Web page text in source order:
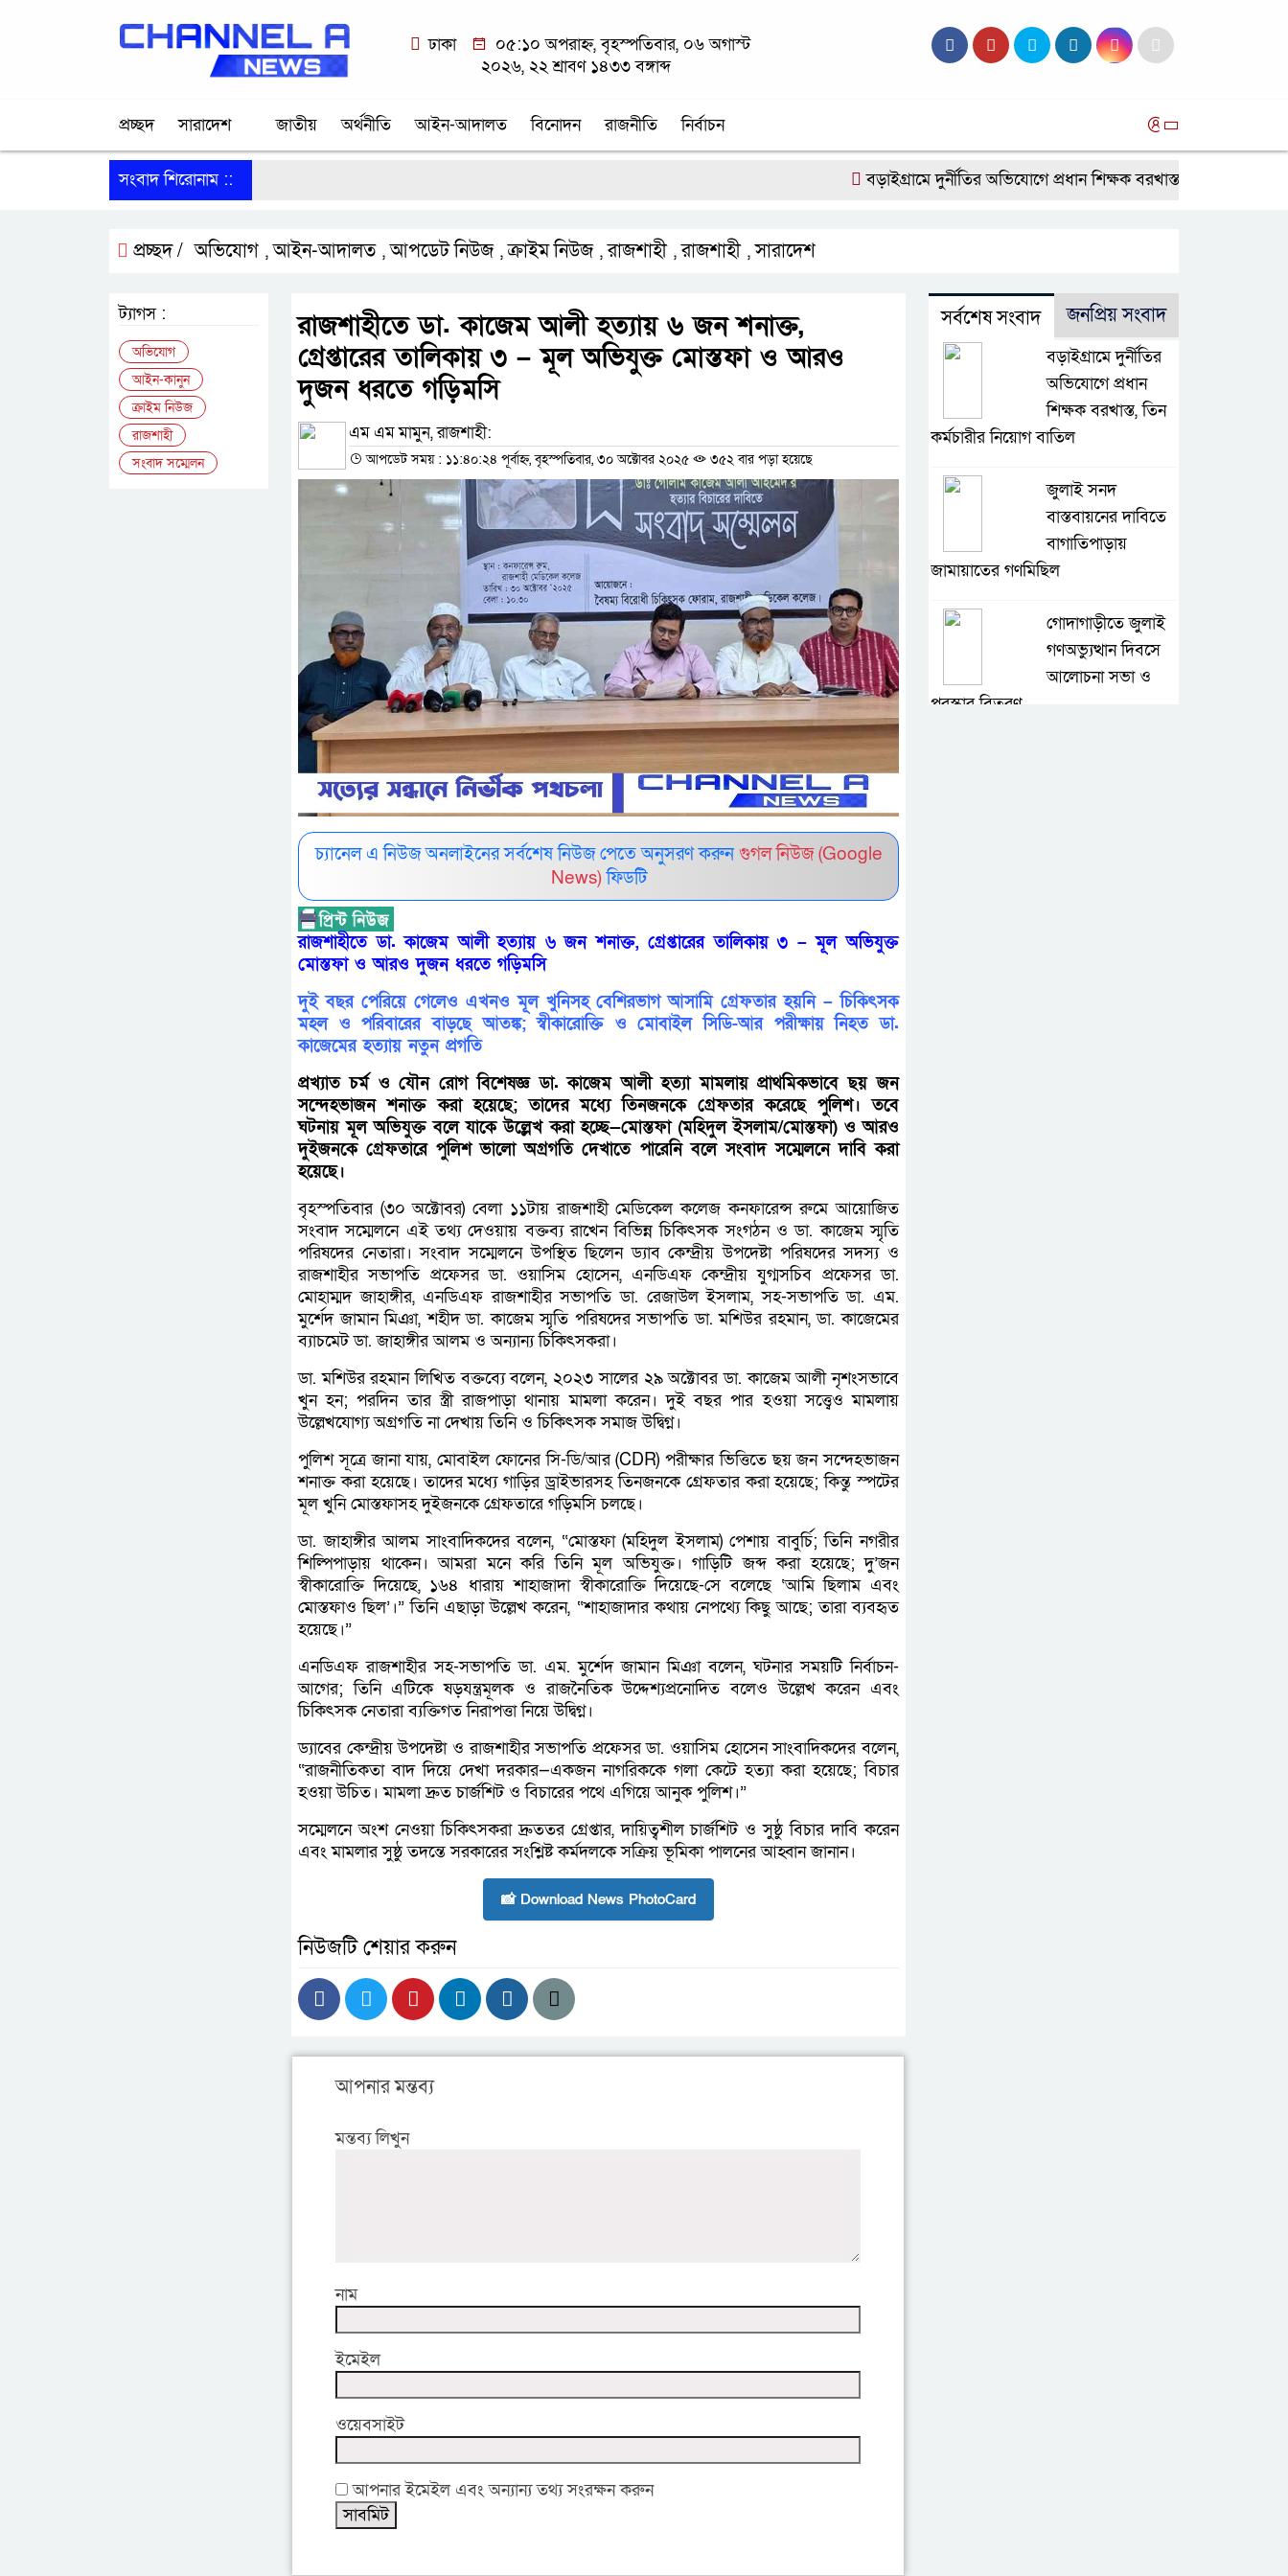
ঢাকা
০৫:১০ অপরাহ্ন, বৃহস্পতিবার, ০৬ অগাস্ট
২০২৬, ২২ শ্রাবণ ১৪৩৩ বঙ্গাব্দ
প্রচ্ছদ সারাদেশ জাতীয় অর্থনীতি আইন-আদালত বিনোদন রাজনীতি নির্বাচন
সংবাদ শিরোনাম :: বড়াইগ্রামে দুর্নীতির অভিযোগে প্রধান শিক্ষক বরখাস্ত, তিন কর্মচারীর নিয়োগ
প্রচ্ছদ / অভিযোগ ,আইন-আদালত ,আপডেট নিউজ ,ক্রাইম নিউজ ,রাজশাহী ,রাজশাহী ,সারাদেশ
রাজশাহীতে ডা. কাজেম আলী হত্যায় ৬ জন শনাক্ত,
গ্রেপ্তারের তালিকায় ৩ – মূল অভিযুক্ত মোস্তফা ও আরও
দুজন ধরতে গড়িমসি
এম এম মামুন, রাজশাহী:
আপডেট সময় : ১১:৪০:২৪ পূর্বাহ্ন, বৃহস্পতিবার, ৩০ অক্টোবর ২০২৫ ৩৫২ বার পড়া হয়েছে
চ্যানেল এ নিউজ অনলাইনের সর্বশেষ নিউজ পেতে অনুসরণ করুনগুগল নিউজ (Google
News) ফিডটি
রাজশাহীতে ডা. কাজেম আলী হত্যায় ৬ জন শনাক্ত, গ্রেপ্তারের তালিকায় ৩ – মূল অভিযুক্ত
মোস্তফা ও আরও দুজন ধরতে গড়িমসি
দুই বছর পেরিয়ে গেলেও এখনও মূল খুনিসহ বেশিরভাগ আসামি গ্রেফতার হয়নি – চিকিৎসক
মহল ও পরিবারের বাড়ছে আতঙ্ক; স্বীকারোক্তি ও মোবাইল সিডি-আর পরীক্ষায় নিহত ডা.
কাজেমের হত্যায় নতুন প্রগতি
প্রখ্যাত চর্ম ও যৌন রোগ বিশেষজ্ঞ ডা. কাজেম আলী হত্যা মামলায় প্রাথমিকভাবে ছয় জন
সন্দেহভাজন শনাক্ত করা হয়েছে; তাদের মধ্যে তিনজনকে গ্রেফতার করেছে পুলিশ। তবে
ঘটনায় মূল অভিযুক্ত বলে যাকে উল্লেখ করা হচ্ছে—মোস্তফা (মহিদুল ইসলাম/মোস্তফা) ও আরও
দুইজনকে গ্রেফতারে পুলিশ ভালো অগ্রগতি দেখাতে পারেনি বলে সংবাদ সম্মেলনে দাবি করা
হয়েছে।
বৃহস্পতিবার (৩০ অক্টোবর) বেলা ১১টায় রাজশাহী মেডিকেল কলেজ কনফারেন্স রুমে আয়োজিত
সংবাদ সম্মেলনে এই তথ্য দেওয়ায় বক্তব্য রাখেন বিভিন্ন চিকিৎসক সংগঠন ও ডা. কাজেম স্মৃতি
পরিষদের নেতারা। সংবাদ সম্মেলনে উপস্থিত ছিলেন ড্যাব কেন্দ্রীয় উপদেষ্টা পরিষদের সদস্য ও
রাজশাহীর সভাপতি প্রফেসর ডা. ওয়াসিম হোসেন, এনডিএফ কেন্দ্রীয় যুগ্মসচিব প্রফেসর ডা.
মোহাম্মদ জাহাঙ্গীর, এনডিএফ রাজশাহীর সভাপতি ডা. রেজাউল ইসলাম, সহ-সভাপতি ডা. এম.
মুর্শেদ জামান মিঞা, শহীদ ডা. কাজেম স্মৃতি পরিষদের সভাপতি ডা. মশিউর রহমান, ডা. কাজেমের
ব্যাচমেট ডা. জাহাঙ্গীর আলম ও অন্যান্য চিকিৎসকরা।
ডা. মশিউর রহমান লিখিত বক্তব্যে বলেন, ২০২৩ সালের ২৯ অক্টোবর ডা. কাজেম আলী নৃশংসভাবে
খুন হন; পরদিন তার স্ত্রী রাজপাড়া থানায় মামলা করেন। দুই বছর পার হওয়া সত্ত্বেও মামলায়
উল্লেখযোগ্য অগ্রগতি না দেখায় তিনি ও চিকিৎসক সমাজ উদ্বিগ্ন।
পুলিশ সূত্রে জানা যায়, মোবাইল ফোনের সি-ডি/আর (CDR) পরীক্ষার ভিত্তিতে ছয় জন সন্দেহভাজন
শনাক্ত করা হয়েছে। তাদের মধ্যে গাড়ির ড্রাইভারসহ তিনজনকে গ্রেফতার করা হয়েছে; কিন্তু স্পটের
মূল খুনি মোস্তফাসহ দুইজনকে গ্রেফতারে গড়িমসি চলছে।
ডা. জাহাঙ্গীর আলম সাংবাদিকদের বলেন, “মোস্তফা (মহিদুল ইসলাম) পেশায় বাবুর্চি; তিনি নগরীর
শিল্পিপাড়ায় থাকেন। আমরা মনে করি তিনি মূল অভিযুক্ত। গাড়িটি জব্দ করা হয়েছে; দু’জন
স্বীকারোক্তি দিয়েছে, ১৬৪ ধারায় শাহাজাদা স্বীকারোক্তি দিয়েছে-সে বলেছে ‘আমি ছিলাম এবং
মোস্তফাও ছিল’।” তিনি এছাড়া উল্লেখ করেন, “শাহাজাদার কথায় নেপথ্যে কিছু আছে; তারা ব্যবহৃত
হয়েছে।”
এনডিএফ রাজশাহীর সহ-সভাপতি ডা. এম. মুর্শেদ জামান মিঞা বলেন, ঘটনার সময়টি নির্বাচন-
আগের; তিনি এটিকে ষড়যন্ত্রমূলক ও রাজনৈতিক উদ্দেশ্যপ্রনোদিত বলেও উল্লেখ করেন এবং
চিকিৎসক নেতারা ব্যক্তিগত নিরাপত্তা নিয়ে উদ্বিগ্ন।
ড্যাবের কেন্দ্রীয় উপদেষ্টা ও রাজশাহীর সভাপতি প্রফেসর ডা. ওয়াসিম হোসেন সাংবাদিকদের বলেন,
“রাজনীতিকতা বাদ দিয়ে দেখা দরকার—একজন নাগরিককে গলা কেটে হত্যা করা হয়েছে; বিচার
হওয়া উচিত। মামলা দ্রুত চার্জশিট ও বিচারের পথে এগিয়ে আনুক পুলিশ।”
সম্মেলনে অংশ নেওয়া চিকিৎসকরা দ্রুততর গ্রেপ্তার, দায়িত্বশীল চার্জশিট ও সুষ্ঠু বিচার দাবি করেন
এবং মামলার সুষ্ঠু তদন্তে সরকারের সংশ্লিষ্ট কর্মদলকে সক্রিয় ভূমিকা পালনের আহ্বান জানান।
📸 Download News PhotoCard
নিউজটি শেয়ার করুন
আপনার মন্তব্য
মন্তব্য লিখুন
নাম
ইমেইল
ওয়েবসাইট
আপনার ইমেইল এবং অন্যান্য তথ্য সংরক্ষন করুন
ট্যাগস :
অভিযোগ
আইন-কানুন
ক্রাইম নিউজ
রাজশাহী
সংবাদ সম্মেলন
সর্বশেষ সংবাদ জনপ্রিয় সংবাদ
বড়াইগ্রামে দুর্নীতির
অভিযোগে প্রধান
শিক্ষক বরখাস্ত, তিন
কর্মচারীর নিয়োগ বাতিল
জুলাই সনদ
বাস্তবায়নের দাবিতে
বাগাতিপাড়ায়
জামায়াতের গণমিছিল
গোদাগাড়ীতে জুলাই
গণঅভ্যুত্থান দিবসে
আলোচনা সভা ও
পুরস্কার বিতরণ